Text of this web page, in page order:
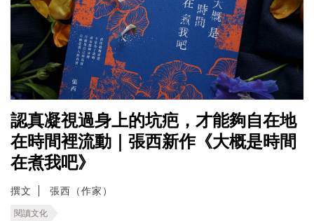
認真凝視過身上的坑疤，才能夠自在地
在時間裡流動｜張西新作《大概是時間
在煮我吧》
撰文 張西（作家）
閱讀文化